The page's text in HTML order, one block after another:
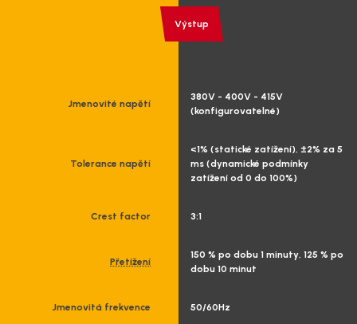
Výstup
Jmenovité napětí
380V - 400V - 415V
(konfigurovatelné)
Tolerance napětí
<1% (statické zatížení), ±2% za 5
ms (dynamické podmínky
zatížení od 0 do 100%)
Crest factor 3:1
Přetížení
150 % po dobu 1 minuty, 125 % po
dobu 10 minut
Jmenovitá frekvence 50/60Hz